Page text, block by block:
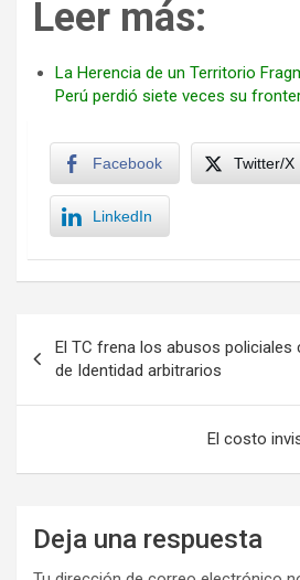
Leer más:
La Herencia de un Territorio
Perú perdió siete veces su
Facebook Twitter/X
LinkedIn
de
entradas
El TC frena los abusos
de Identidad arbitrarios
El costo
Deja una respuesta